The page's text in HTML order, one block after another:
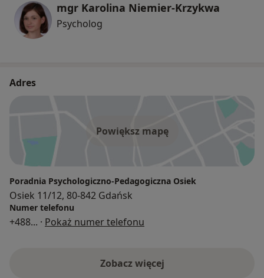
mgr Karolina Niemier-Krzykwa
Psycholog
Adres
Powiększ mapę
Poradnia Psychologiczno-Pedagogiczna Osiek
Osiek 11/12, 80-842 Gdańsk
Numer telefonu
+488... · Pokaż numer telefonu
Zobacz więcej